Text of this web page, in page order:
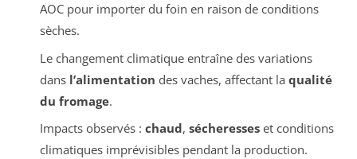
AOC pour importer du foin en raison de conditions
sèches.
Le changement climatique entraîne des variations
dans l’alimentation des vaches, affectant la qualité
du fromage.
Impacts observés : chaud, sécheresseset conditions
climatiques imprévisibles pendant la production.